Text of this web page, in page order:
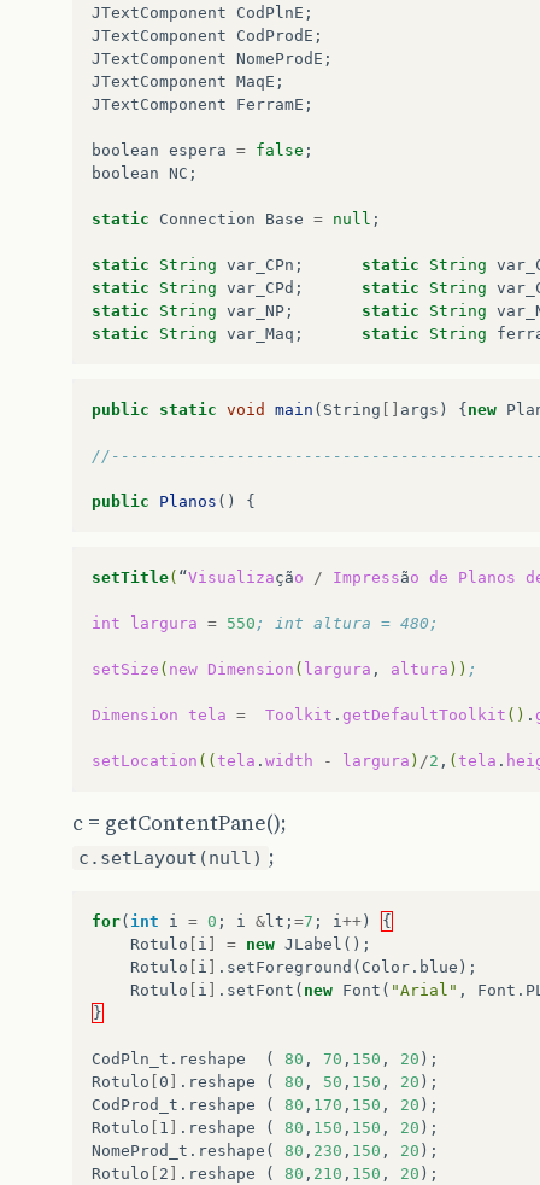
JTextComponent
CodPlnE ;
JTextComponent
CodProdE ;
JTextComponent NomeProdE ;
JTextComponent MaqE ;
JTextComponent
FerramE ;
boolean espera = false ;
boolean NC ;
static Connection Base = null ;
static String var_CPn ; static String
static
String var_CPd ; static String
static
String var_NP ; static String
static
String var_Maq ; static String
public static void main ( String args ) { new
public Planos () {
setTitle( “Visualização / Impressão de Planos
int largura = 550 ; int altura = 480;
setSize ( new Dimension ( largura , altura )) ;
Dimension tela = Toolkit . getDefaultToolkit () .
setLocation (( tela . width - largura ) /2 , ( tela .
c = getContentPane();
c.setLayout(null) ;
for( int i = 0 ; i & lt ; =7 ; i++ )
{
Rotulo
i = new JLabel ();
Rotulo
i . setForeground ( Color . blue );
Rotulo
i . setFont ( new Font ( "Arial" , Font .
}
CodPln_t . reshape ( 80 , 70 , 150 , 20 );
Rotulo 0 . reshape ( 80 , 50 , 150 , 20 );
CodProd_t . reshape ( 80 , 170 , 150 , 20 );
Rotulo
1 . reshape ( 80 , 150 , 150 , 20 );
NomeProd_t . reshape ( 80 , 230 , 150 , 20 );
Rotulo
2 . reshape ( 80 , 210 , 150 , 20 );